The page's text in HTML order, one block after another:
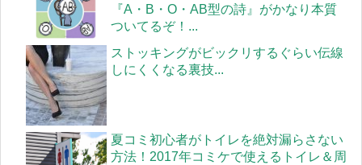
『A・B・O・AB型の詩』がかなり本質
ついてるぞ！...
ストッキングがビックリするぐらい伝線
しにくくなる裏技...
夏コミ初心者がトイレを絶対漏らさない
方法！2017年コミケで使えるトイレ＆周